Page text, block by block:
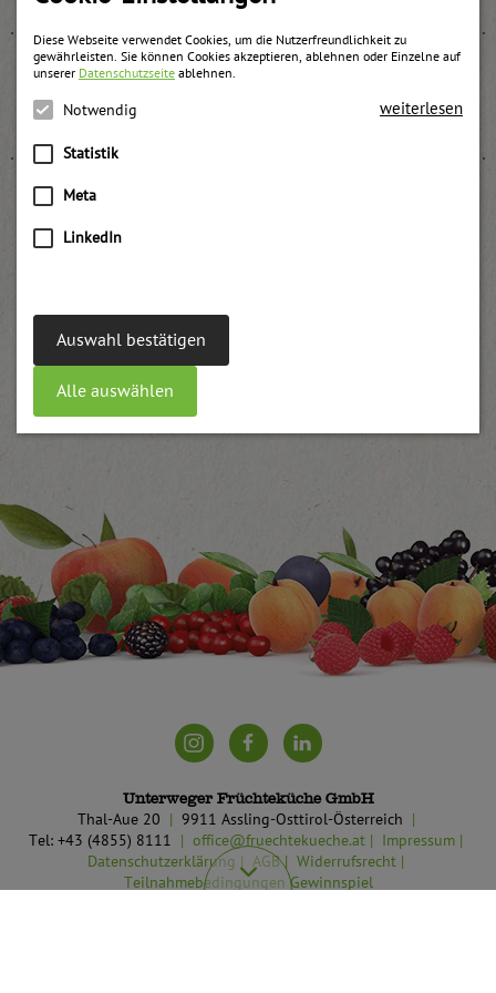
Diese Webseite verwendet Cookies, um die Nutzerfreundlichkeit zu
gewährleisten. Sie können Cookies akzeptieren, ablehnen oder Einzelne auf
unserer Datenschutzseite ablehnen.
Notwendig
Statistik
Meta
LinkedIn
weiterlesen
Auswahl bestätigen
Alle auswählen
Unterweger Früchteküche GmbH
Thal-Aue 20
9911 Assling-Osttirol-Österreich
Tel: +43 (4855) 8111
office@fruechtekueche.at
Impressum
Datenschutzerklärung
AGB
Widerrufsrecht
Teilnahmebedingungen Gewinnspiel